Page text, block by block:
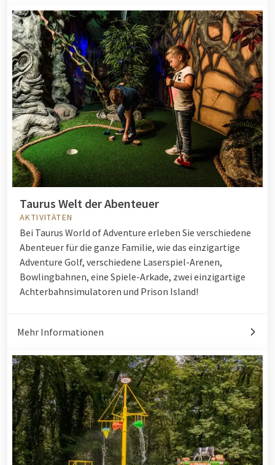
Taurus Welt der Abenteuer
AKTIVITÄTEN
Bei Taurus World of Adventure erleben Sie verschiedene
Abenteuer für die ganze Familie, wie das einzigartige
Adventure Golf, verschiedene Laserspiel-Arenen,
Bowlingbahnen, eine Spiele-Arkade, zwei einzigartige
Achterbahnsimulatoren und Prison Island!
Mehr Informationen